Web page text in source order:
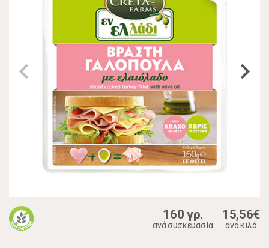
160 γρ.
ανά συσκευασία
15,56€
ανά κιλό